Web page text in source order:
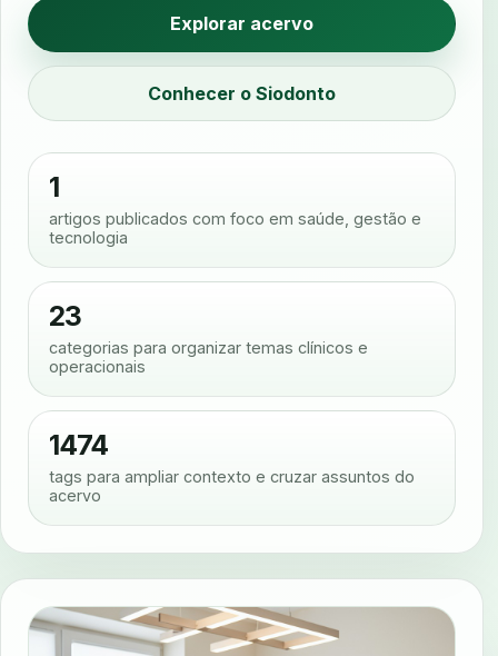
Explorar acervo
Conhecer o Siodonto
1
artigos publicados com foco em saúde, gestão e
tecnologia
23
categorias para organizar temas clínicos e
operacionais
1474
tags para ampliar contexto e cruzar assuntos do
acervo